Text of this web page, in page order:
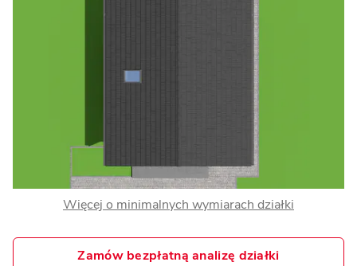
Więcej o minimalnych wymiarach działki
Zamów bezpłatną analizę działki